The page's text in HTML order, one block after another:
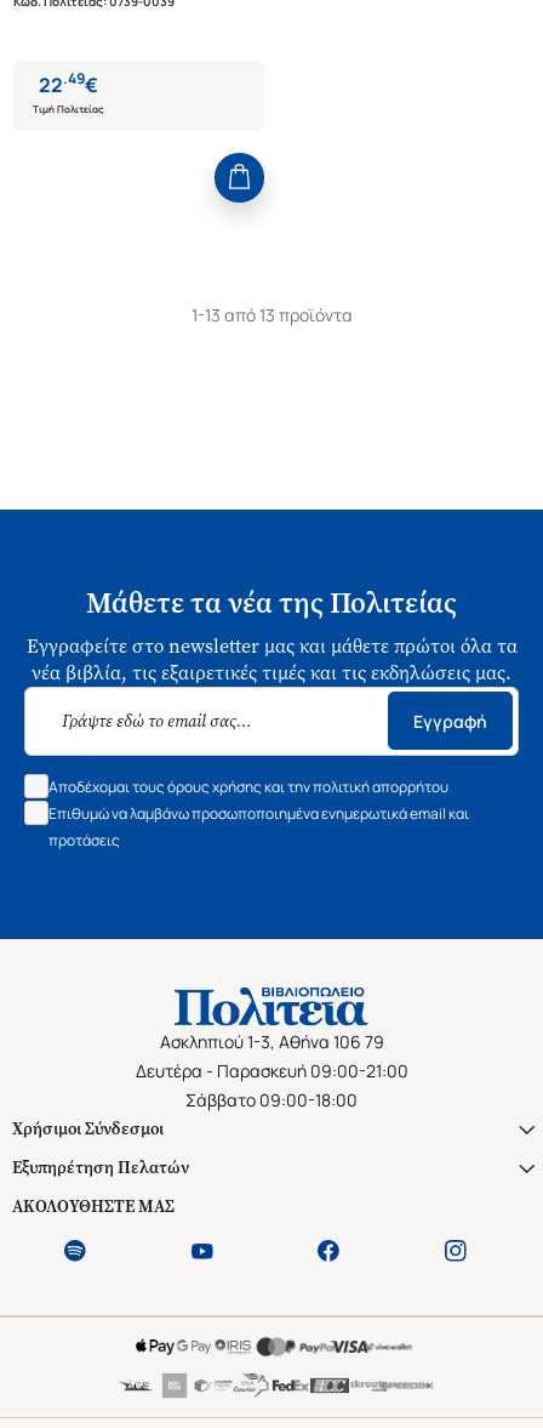
22.49€
Τιμή Πολιτείας
1-13 από 13 προϊόντα
Μάθετε τα νέα της Πολιτείας
Εγγραφείτε στο newsletter μας και μάθετε πρώτοι όλα τα
νέα βιβλία, τις εξαιρετικές τιμές και τις εκδηλώσεις μας.
Εγγραφή
Αποδέχομαι τους όρους χρήσης και την πολιτική απορρήτου
Επιθυμώ να λαμβάνω προσωποποιημένα ενημερωτικά email και
προτάσεις
Ασκληπιού 1-3, Αθήνα 106 79
Δευτέρα - Παρασκευή 09:00-21:00
Σάββατο 09:00-18:00
Χρήσιμοι Σύνδεσμοι
Εξυπηρέτηση Πελατών
ΑΚΟΛΟΥΘΗΣΤΕ ΜΑΣ